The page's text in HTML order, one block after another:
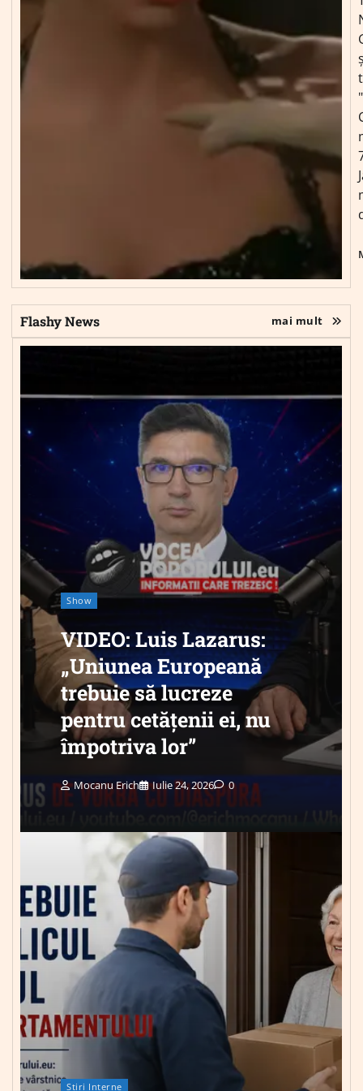
Flashy News mai mult
Show
VIDEO: Luis Lazarus:
„Uniunea Europeană
trebuie să lucreze
pentru cetățenii ei, nu
împotriva lor”
Mocanu Erich Iulie 24, 2026 0
Știri Interne